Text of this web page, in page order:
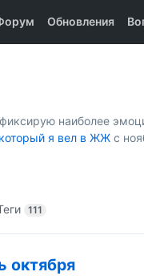
Обновления
наиболее
я вел в ЖЖ с
111
октября